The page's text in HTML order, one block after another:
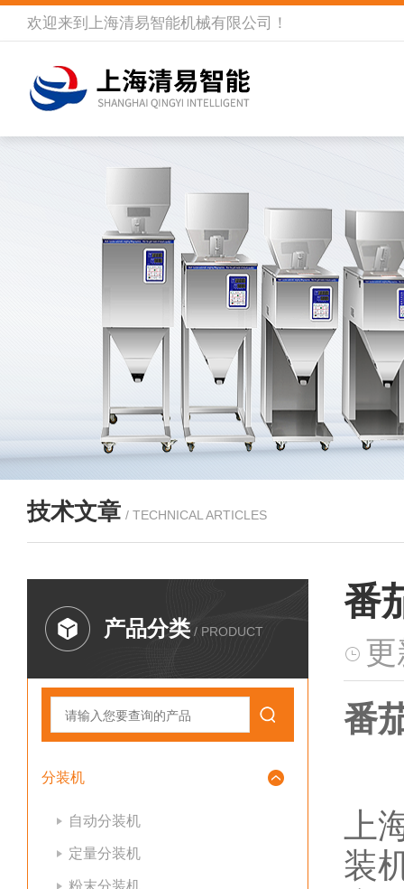
欢迎来到 上海清易智能机械有限公司 ！
技术文章 / TECHNICAL ARTICLES
产品分类 / PRODUCT
分装机
自动分装机
定量分装机
粉末分装机
番
番
上
装